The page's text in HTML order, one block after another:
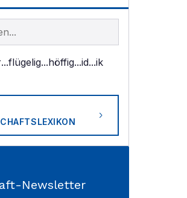
suchen
...flügelig...höffig...id...ik
Newsletter